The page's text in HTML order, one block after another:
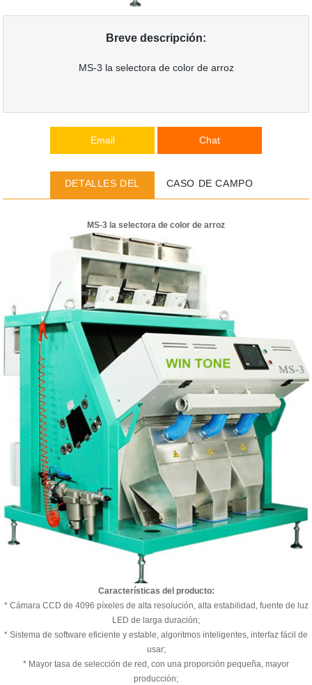
Breve descripción:
MS-3 la selectora de color de arroz
Email Chat
DETALLES DEL CASO DE CAMPO
MS-3 la selectora de color de arroz
Características del producto:
* Cámara CCD de 4096 píxeles de alta resolución, alta estabilidad, fuente de luz
LED de larga duración;
* Sistema de software eficiente y estable, algoritmos inteligentes, interfaz fácil de
usar;
* Mayor tasa de selección de red, con una proporción pequeña, mayor
producción;